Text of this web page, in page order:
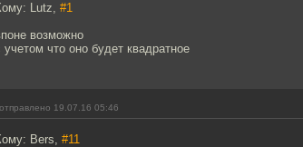
Lutz, #1
возможно
учетом что оно будет квадратное
отправлено 19.07.16 05:46
Bers, #11